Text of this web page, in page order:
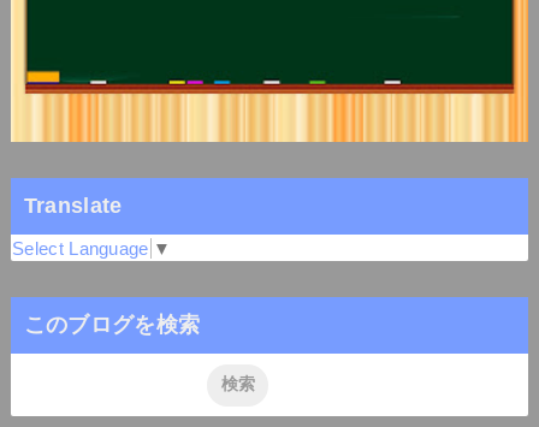
Translate
Select Language ▼
このブログを検索